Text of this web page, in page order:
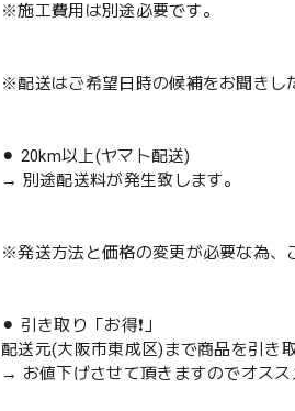
※施工費用は別途必要です。
※配送はご希望日時の候補をお聞きし
⚫︎ 20km以上(ヤマト配送)
→ 別途配送料が発生致します。
※発送方法と価格の変更が必要な為、
⚫︎ 引き取り「お得❗️」
配送元(大阪市東成区)まで商品を引き
→ お値下げさせて頂きますのでオスス